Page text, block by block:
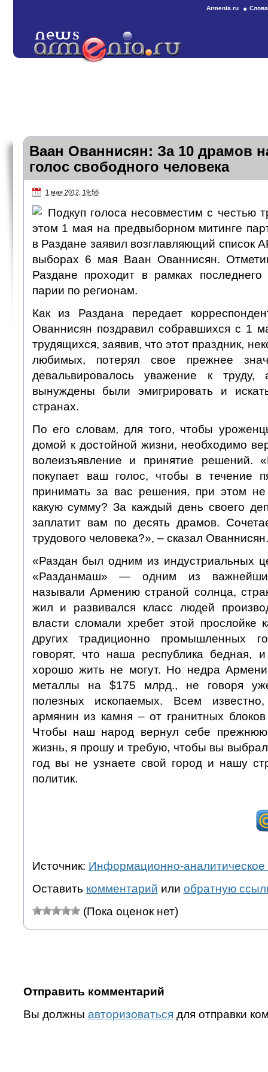
Armenia.ru
Ваан Ованнисян: За 10 драмов
голос свободного человека
1 мая 2012, 19:56
Подкуп голоса несовместим с честью
этом 1 мая на предвыборном митинге
в Раздане заявил возглавляющий список
выборах 6 мая Ваан Ованнисян.
Раздане проходит в рамках последнего
парии по регионам.
Как из Раздана передает
Ованнисян поздравил собравшихся с 1
трудящихся, заявив, что этот праздник,
любимых, потерял свое прежнее
девальвировалось уважение к
вынуждены были эмигрировать и
странах.
По его словам, для того, чтобы
домой к достойной жизни, необходимо
волеизъявление и принятие решений.
покупает ваш голос, чтобы в течение
принимать за вас решения, при этом
какую сумму? За каждый день своего
заплатит вам по десять драмов.
трудового человека?», – сказал Ованнисян.
«Раздан был одним из индустриальных
«Разданмаш» — одним из
называли Армению страной солнца,
жил и развивался класс людей
власти сломали хребет этой прослойке
других традиционно промышленных
говорят, что наша республика бедная,
хорошо жить не могут. Но недра
металлы на $175 млрд., не говоря
полезных ископаемых. Всем
армянин из камня – от гранитных
Чтобы наш народ вернул себе
жизнь, я прошу и требую, чтобы вы
год вы не узнаете свой город и нашу
политик.
Источник: Информационно-аналитическое
Оставить комментарий или обратную
(Пока оценок нет)
Отправить комментарий
Вы должны авторизоваться для отправки